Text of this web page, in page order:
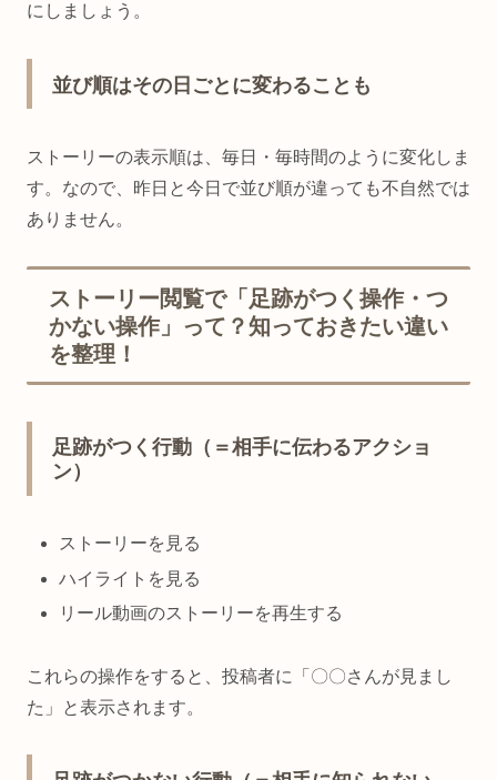
にしましょう。
並び順はその日ごとに変わることも
ストーリーの表示順は、毎日・毎時間のように変化しま
す。なので、昨日と今日で並び順が違っても不自然では
ありません。
ストーリー閲覧で「足跡がつく操作・つ
かない操作」って？知っておきたい違い
を整理！
足跡がつく行動（＝相手に伝わるアクショ
ン）
ストーリーを見る
ハイライトを見る
リール動画のストーリーを再生する
これらの操作をすると、投稿者に「〇〇さんが見まし
た」と表示されます。